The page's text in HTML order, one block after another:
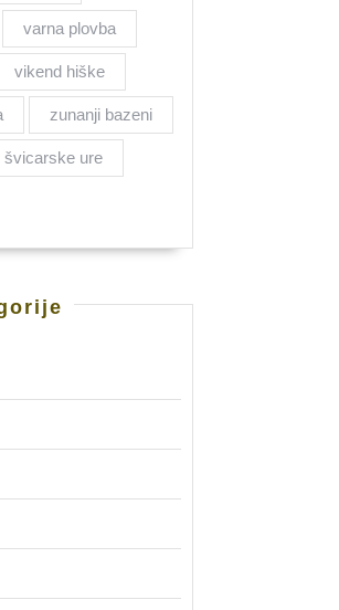
varna plovba
vikend hiške
zunanji bazeni
švicarske ure